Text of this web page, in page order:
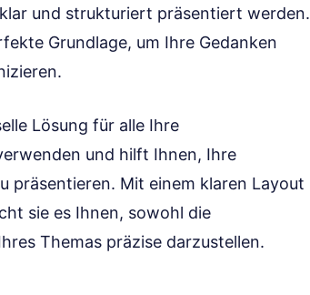
und strukturiert präsentiert werden.
Grundlage, um Ihre Gedanken
Lösung für alle Ihre
und hilft Ihnen, Ihre
präsentieren. Mit einem klaren Layout
sie es Ihnen, sowohl die
Themas präzise darzustellen.